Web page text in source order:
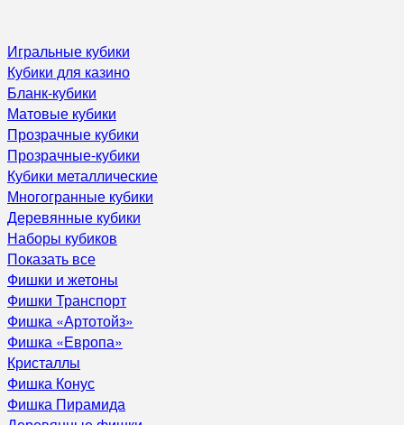
Игральные кубики
Кубики для казино
Бланк-кубики
Матовые кубики
Прозрачные кубики
Прозрачные-кубики
Кубики металлические
Многогранные кубики
Деревянные кубики
Наборы кубиков
Показать все
Фишки и жетоны
Фишки Транспорт
Фишка «Артотойз»
Фишка «Европа»
Кристаллы
Фишка Конус
Фишка Пирамида